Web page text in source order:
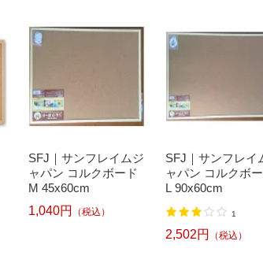
SFJ｜サンフレイムジ
ャパン コルクボード
M 45x60cm
1,040円
（税込）
SFJ｜サンフレイ
ャパン コルクボ
L 90x60cm
1
2,502円 （税込）